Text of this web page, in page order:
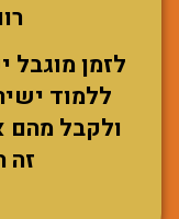
לזמן
ללמוד
ולקבל מהם
זה